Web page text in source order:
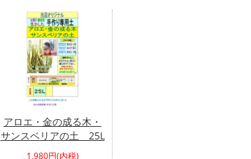
アロエ・金の成る木・
サンスベリアの土 25L
1,980円(内税)